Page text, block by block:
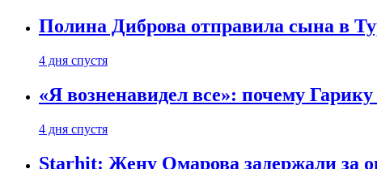
Полина Диброва отправила сына в
4 дня спустя
«Я возненавидел все»: почему Гарику
4 дня спустя
Starhit: Жену Омарова задержали за